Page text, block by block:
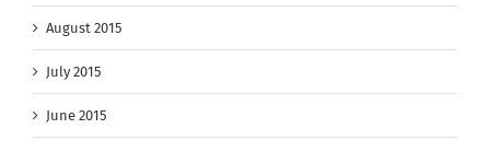
August 2015
July 2015
June 2015